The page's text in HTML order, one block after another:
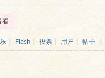
索
看
Flash 投票 用户 | 帖子